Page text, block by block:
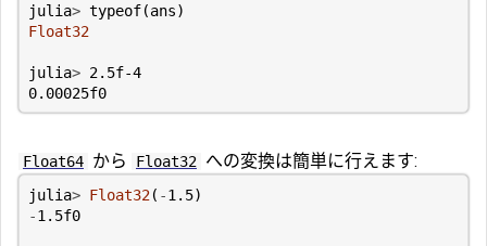
julia> typeof(ans)
Float32
julia> 2.5f-4
0.00025f0
Float64 から Float32 への変換は簡単に行えます:
julia> Float32( -1.5)
-1.5f0